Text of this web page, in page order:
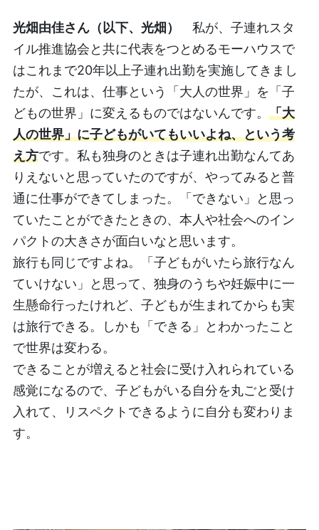
光畑由佳さん（以下、光畑）
私が、子連れスタ
イル推進協会と共に代表をつとめるモーハウスで
はこれまで20年以上子連れ出勤を実施してきまし
たが、これは、仕事という「大人の世界」を「子
どもの世界」に変えるものではないんです。 「大
人の世界」に子どもがいてもいいよね、という考
え方です。私も独身のときは子連れ出勤なんてあ
りえないと思っていたのですが、やってみると普
通に仕事ができてしまった。「できない」と思っ
ていたことができたときの、本人や社会へのイン
パクトの大きさが面白いなと思います。
旅行も同じですよね。「子どもがいたら旅行なん
ていけない」と思って、独身のうちや妊娠中に一
生懸命行ったけれど、子どもが生まれてからも実
は旅行できる。しかも「できる」とわかったこと
で世界は変わる。
できることが増えると社会に受け入れられている
感覚になるので、子どもがいる自分を丸ごと受け
入れて、リスペクトできるように自分も変わりま
す。